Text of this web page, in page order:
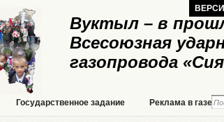
Вуктыл – в
Всесоюзная
газопровода
Государственное задание Реклама в газете